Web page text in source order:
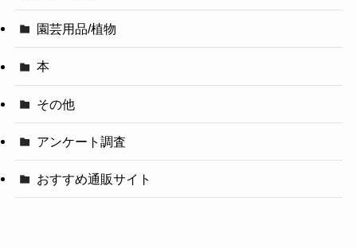
園芸用品/植物
本
その他
アンケート調査
おすすめ通販サイト